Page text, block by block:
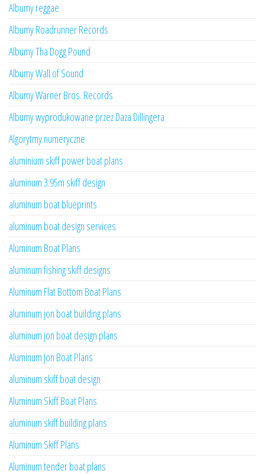
Albumy reggae
Albumy Roadrunner Records
Albumy Tha Dogg Pound
Albumy Wall of Sound
Albumy Warner Bros. Records
Albumy wyprodukowane przez Daza Dillingera
Algorytmy numeryczne
aluminium skiff power boat plans
aluminum 3.95m skiff design
aluminum boat blueprints
aluminum boat design services
Aluminum Boat Plans
aluminum fishing skiff designs
Aluminum Flat Bottom Boat Plans
aluminum jon boat building plans
aluminum jon boat design plans
Aluminum Jon Boat Plans
aluminum skiff boat design
Aluminum Skiff Boat Plans
aluminum skiff building plans
Aluminum Skiff Plans
Aluminum tender boat plans